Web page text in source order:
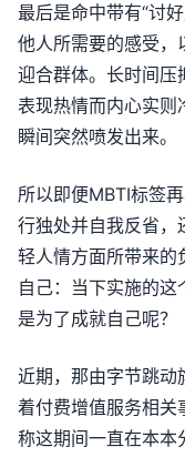
最后是命中带有“讨
他人所需要的感受，
迎合群体。长时间压
表现热情而内心实则
瞬间突然喷发出来。
所以即便MBTI标签
行独处并自我反省，
轻人情方面所带来的
自己：当下实施的
是为了成就自己呢？
近期，那由字节跳动
着付费增值服务相关
称这期间一直在本本